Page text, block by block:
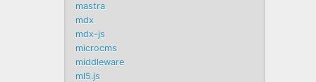
mastra
mdx
mdx-js
microcms
middleware
ml5.js